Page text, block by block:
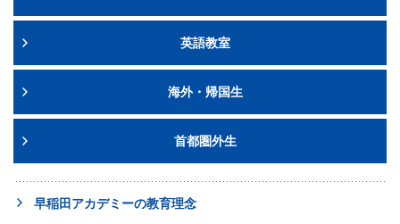
英語教室
海外・帰国生
首都圏外生
早稲田アカデミーの教育理念